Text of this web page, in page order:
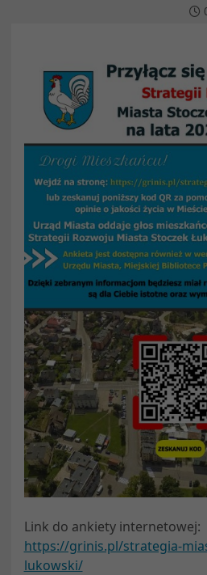
Link do ankiety internetowej:
https://grinis.pl/strategia-
lukowski/